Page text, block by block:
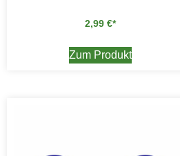
2,99 €
Zum Produkt